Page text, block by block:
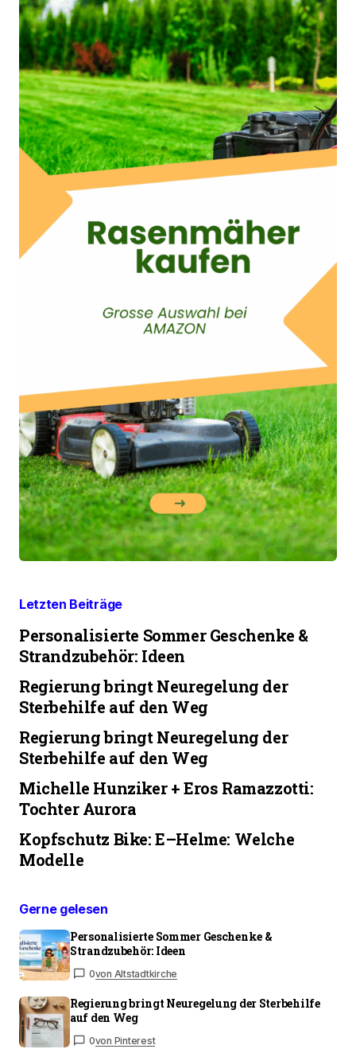
Letzten Beiträge
Personalisierte Sommer Geschenke &
Strandzubehör: Ideen
Regierung bringt Neuregelung der
Sterbehilfe auf den Weg
Regierung bringt Neuregelung der
Sterbehilfe auf den Weg
Michelle Hunziker + Eros Ramazzotti:
Tochter Aurora
Kopfschutz Bike: E–Helme: Welche
Modelle
Gerne gelesen
Personalisierte Sommer Geschenke &
Strandzubehör: Ideen
0von Altstadtkirche
Regierung bringt Neuregelung der Sterbehilfe
auf den Weg
0von Pinterest